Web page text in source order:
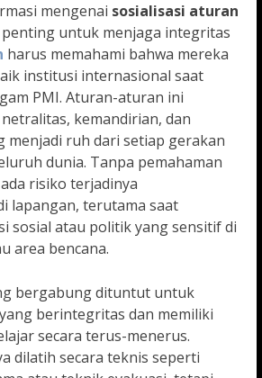
mengenai sosialisasi aturan
untuk menjaga integritas
harus memahami bahwa mereka
institusi internasional saat
PMI. Aturan-aturan ini
kemandirian, dan
menjadi ruh dari setiap gerakan
dunia. Tanpa pemahaman
risiko terjadinya
lapangan, terutama saat
sosial atau politik yang sensitif di
area bencana.
bergabung dituntut untuk
yang berintegritas dan memiliki
secara terus-menerus.
dilatih secara teknis seperti